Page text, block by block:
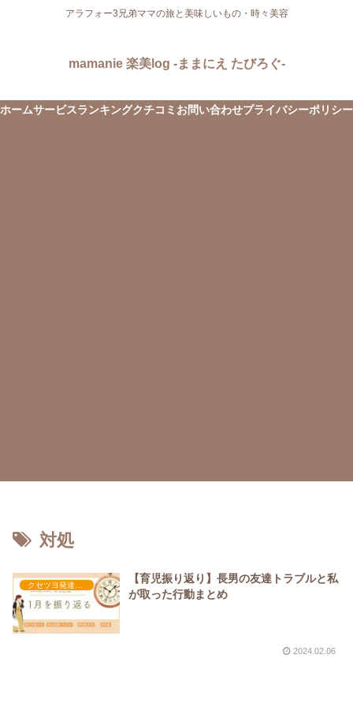
アラフォー3兄弟ママの旅と美味しいもの・時々美容
mamanie 楽美log -ままにえ たびろぐ-
ホームサービスランキングクチコミ お問い合わせプライバシーポリシー
対処
クセツヨ発達日記
【育児振り返り】長男の友達トラブルと私
が取った行動まとめ
2024.02.06